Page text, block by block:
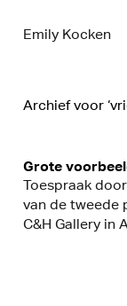
Emily Kocken
Archief voor
Grote
Toespraak
van de tweede
C&H Gallery in